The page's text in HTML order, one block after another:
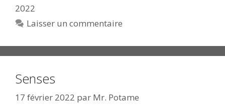
2022
Laisser un commentaire
Senses
17 février 2022 par Mr. Potame